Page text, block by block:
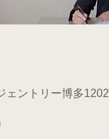
ントリー博多1202